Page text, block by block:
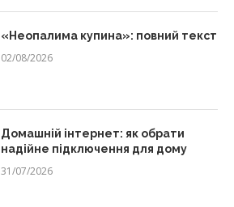
«Неопалима купина»: повний текст
02/08/2026
Домашній інтернет: як обрати
надійне підключення для дому
31/07/2026